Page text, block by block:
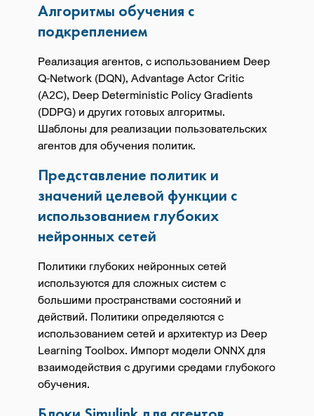
Алгоритмы обучения с
подкреплением
Реализация агентов, с использованием Deep
Q-Network (DQN), Advantage Actor Critic
(A2C), Deep Deterministic Policy Gradients
(DDPG) и других готовых алгоритмы.
Шаблоны для реализации пользовательских
агентов для обучения политик.
Представление политик и
значений целевой функции с
использованием глубоких
нейронных сетей
Политики глубоких нейронных сетей
используются для сложных систем с
большими пространствами состояний и
действий. Политики определяются с
использованием сетей и архитектур из Deep
Learning Toolbox. Импорт модели ONNX для
взаимодействия с другими средами глубокого
обучения.